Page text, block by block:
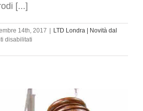
[...]
14th, 2017
LTD Londra | Novità dal
disabilitati
nuove
a
protezione